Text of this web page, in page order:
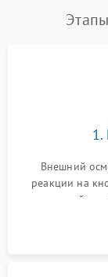
1.
Внешний
реакции на